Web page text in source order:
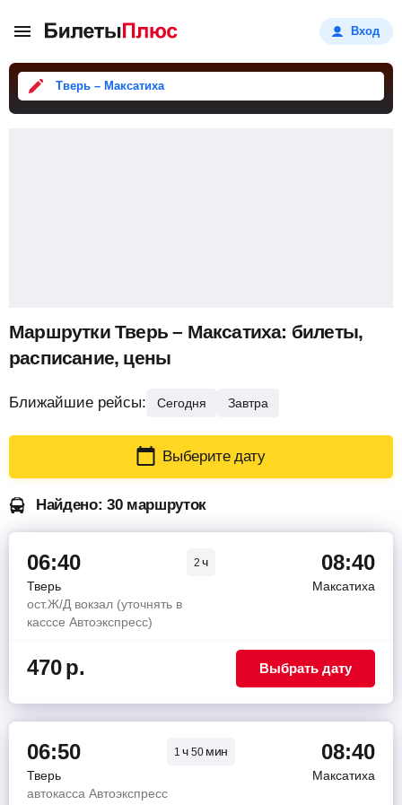
Вход
Тверь – Максатиха
Маршрутки Тверь – Максатиха: билеты,
расписание, цены
Ближайшие рейсы: Сегодня Завтра
Выберите дату
Найдено: 30 маршруток
06:40 2ч 08:40
Тверь
Максатиха
ост.Ж/Д вокзал (уточнять в
касссе Автоэкспресс)
470р. Выбрать дату
06:50 1ч 50 мин 08:40
Тверь
Максатиха
автокасса Автоэкспресс